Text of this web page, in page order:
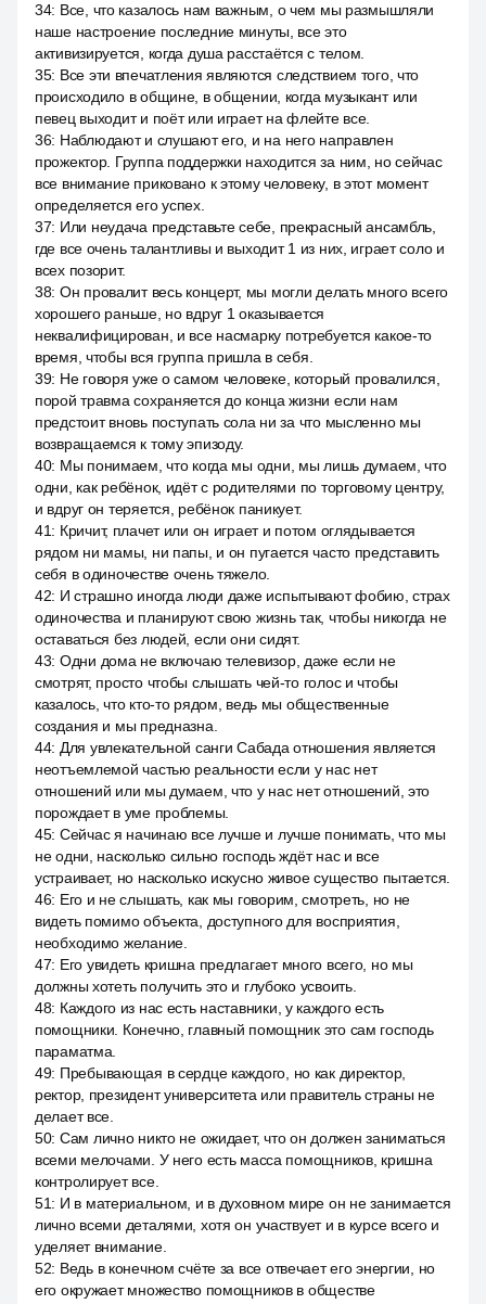
34: Все, что казалось нам важным, о чем мы размышляли
наше настроение последние минуты, все это
активизируется, когда душа расстаётся с телом.
35: Все эти впечатления являются следствием того, что
происходило в общине, в общении, когда музыкант или
певец выходит и поёт или играет на флейте все.
36: Наблюдают и слушают его, и на него направлен
прожектор. Группа поддержки находится за ним, но сейчас
все внимание приковано к этому человеку, в этот момент
определяется его успех.
37: Или неудача представьте себе, прекрасный ансамбль,
где все очень талантливы и выходит 1 из них, играет соло и
всех позорит.
38: Он провалит весь концерт, мы могли делать много всего
хорошего раньше, но вдруг 1 оказывается
неквалифицирован, и все насмарку потребуется какое-то
время, чтобы вся группа пришла в себя.
39: Не говоря уже о самом человеке, который провалился,
порой травма сохраняется до конца жизни если нам
предстоит вновь поступать сола ни за что мысленно мы
возвращаемся к тому эпизоду.
40: Мы понимаем, что когда мы одни, мы лишь думаем, что
одни, как ребёнок, идёт с родителями по торговому центру,
и вдруг он теряется, ребёнок паникует.
41: Кричит, плачет или он играет и потом оглядывается
рядом ни мамы, ни папы, и он пугается часто представить
себя в одиночестве очень тяжело.
42: И страшно иногда люди даже испытывают фобию, страх
одиночества и планируют свою жизнь так, чтобы никогда не
оставаться без людей, если они сидят.
43: Одни дома не включаю телевизор, даже если не
смотрят, просто чтобы слышать чей-то голос и чтобы
казалось, что кто-то рядом, ведь мы общественные
создания и мы предназна.
44: Для увлекательной санги Сабада отношения является
неотъемлемой частью реальности если у нас нет
отношений или мы думаем, что у нас нет отношений, это
порождает в уме проблемы.
45: Сейчас я начинаю все лучше и лучше понимать, что мы
не одни, насколько сильно господь ждёт нас и все
устраивает, но насколько искусно живое существо пытается.
46: Его и не слышать, как мы говорим, смотреть, но не
видеть помимо объекта, доступного для восприятия,
необходимо желание.
47: Его увидеть кришна предлагает много всего, но мы
должны хотеть получить это и глубоко усвоить.
48: Каждого из нас есть наставники, у каждого есть
помощники. Конечно, главный помощник это сам господь
параматма.
49: Пребывающая в сердце каждого, но как директор,
ректор, президент университета или правитель страны не
делает все.
50: Сам лично никто не ожидает, что он должен заниматься
всеми мелочами. У него есть масса помощников, кришна
контролирует все.
51: И в материальном, и в духовном мире он не занимается
лично всеми деталями, хотя он участвует и в курсе всего и
уделяет внимание.
52: Ведь в конечном счёте за все отвечает его энергии, но
его окружает множество помощников в обществе